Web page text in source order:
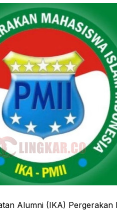
Alumni (IKA) Pergerakan